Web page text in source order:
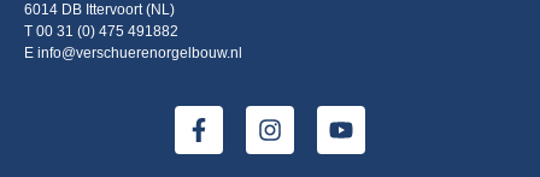
6014 DB Ittervoort (NL)
T 00 31 (0) 475 491882
E info@verschuerenorgelbouw.nl